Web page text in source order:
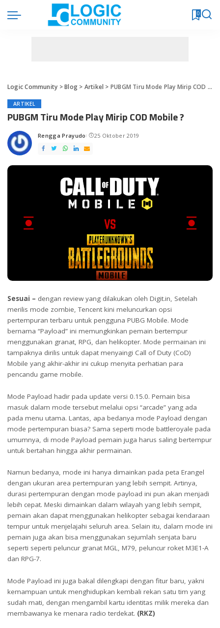
0
Logic Community >Blog> Artikel > PUBGM Tiru Mode Play Mirip COD Mobile ?
ARTIKEL
PUBGM Tiru Mode Play Mirip COD Mobile ?
Posted
by
Rengga Prayudo 25 Oktober 2019
Sesuai – dengan review yang dilakukan oleh Digit.in, Setelah
merilis mode zombie, Tencent kini meluncurkan opsi
pertempuran terbaru untuk pengguna PUBG Mobile. Mode
bernama “Payload” ini memungkinkan pemain bertempur
menggunakan granat, RPG, dan helikopter. Mode permainan ini
tampaknya dirilis untuk dapat menyaingi Call of Duty (CoD)
Mobile yang akhir-akhir ini cukup menyita perhatian para
pencandu game mobile.
Mode Payload hadir pada update versi 0.15.0. Pemain bisa
masuk dalam mode tersebut melalui opsi “arcade” yang ada
pada menu utama. Lantas, apa bedanya mode Payload dengan
mode pertempuran biasa? Sama seperti mode battleroyale pada
umumnya, di mode Payload pemain juga harus saling bertempur
untuk bertahan hingga akhir permainan.
Namun bedanya, mode ini hanya dimainkan pada peta Erangel
dengan ukuran area pertempuran yang lebih sempit. Artinya,
durasi pertempuran dengan mode payload ini pun akan menjadi
lebih cepat. Meski dimainkan dalam wilayah yang lebih sempit,
pemain akan dapat menggunakan helikopter sebagai kendaraan
tempur untuk menjelajahi seluruh area. Selain itu, dalam mode ini
pemain juga akan bisa menggunakan sejumlah senjata baru
seperti seperti peluncur granat MGL, M79, peluncur roket M3E1-A
dan RPG-7.
Mode Payload ini juga bakal dilengkapi dengan fitur baru, yakni
kemampuan untuk menghidupkan kembali rekan satu tim yang
sudah mati, dengan mengambil kartu identitas milik mereka dan
membawanya ke menara radio terdekat. (RKZ)